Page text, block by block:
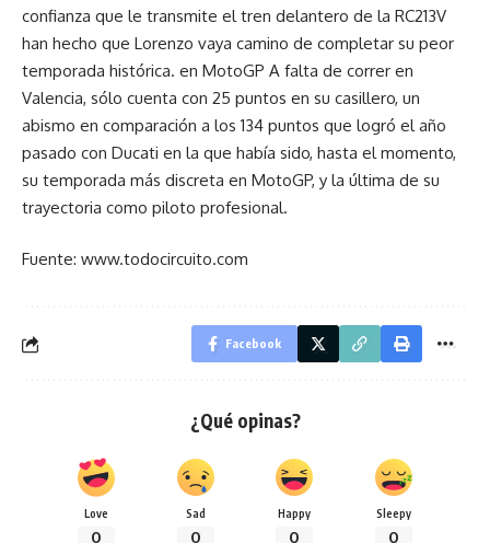
confianza que le transmite el tren delantero de la RC213V
han hecho que Lorenzo vaya camino de completar su peor
temporada histórica. en MotoGP A falta de correr en
Valencia, sólo cuenta con 25 puntos en su casillero, un
abismo en comparación a los 134 puntos que logró el año
pasado con Ducati en la que había sido, hasta el momento,
su temporada más discreta en MotoGP, y la última de su
trayectoria como piloto profesional.
Fuente: www.todocircuito.com
Facebook
¿Qué opinas?
Love
0
Sad
0
Happy
0
Sleepy
0